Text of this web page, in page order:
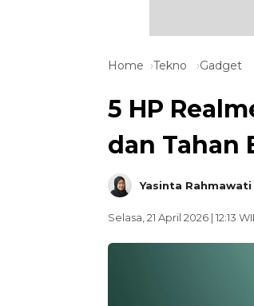
Home Tekno Gadget
5 HP
dan Tahan
Yasinta Rahmawati
Selasa, 21 April 2026 | 12:13